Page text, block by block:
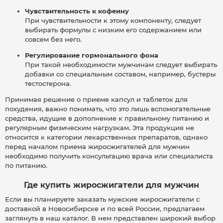
Чувствительность к кофеину
При чувствительности к этому компоненту, следует
выбирать формулы с низким его содержанием или
совсем без него.
Регулирование гормонального фона
При такой необходимости мужчинам следует выбирать
добавки со специальным составом, например, бустеры
тестостерона.
Принимая решение о приеме капсул и таблеток для
похудения, важно понимать, что это лишь вспомогательные
средства, идущие в дополнение к правильному питанию и
регулярным физическим нагрузкам. Эта продукция не
относится к категории лекарственных препаратов, однако
перед началом приема жиросжигателей для мужчин
необходимо получить консультацию врача или специалиста
по питанию.
Где купить жиросжигатели для мужчин
Если вы планируете заказать мужские жиросжигатели с
доставкой в Новосибирске и по всей России, предлагаем
заглянуть в наш каталог. В нем представлен широкий выбор